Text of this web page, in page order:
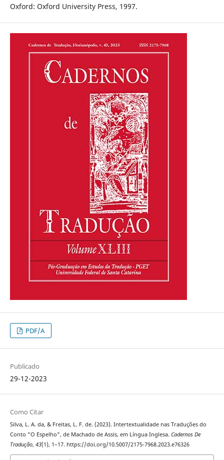
Oxford: Oxford University Press, 1997.
PDF/A
Publicado
29-12-2023
Como Citar
Silva, L. A. da, & Freitas, L. F. de. (2023). Intertextualidade nas Traduções do
Conto "O Espelho", de Machado de Assis, em Língua Inglesa. Cadernos De
Tradução, 43(1), 1–17. https://doi.org/10.5007/2175-7968.2023.e76326